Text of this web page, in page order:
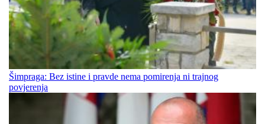
Šimpraga: Bez istine i pravde nema pomirenja ni trajnog
povjerenja